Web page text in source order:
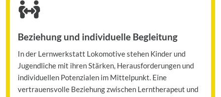

Beziehung und individuelle Begleitung
In der Lernwerkstatt Lokomotive stehen Kinder und
Jugendliche mit ihren Stärken, Herausforderungen und
individuellen Potenzialen im Mittelpunkt. Eine
vertrauensvolle Beziehung zwischen Lerntherapeut und